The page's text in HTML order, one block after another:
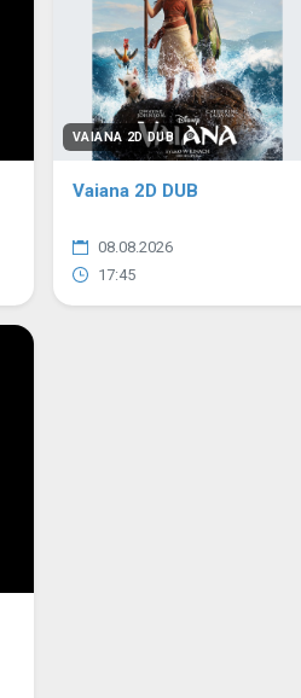
VAIANA 2D DUB
Vaiana 2D DUB
08.08.2026
17:45